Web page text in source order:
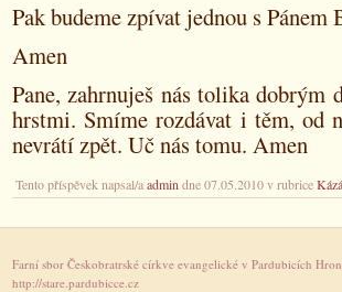
Pak budeme zpívat jednou s Pánem
Amen
Pane, zahrnuješ nás tolika
hrstmi. Smíme rozdávat i těm, od
nevrátí zpět. Uč nás tomu. Amen
Tento příspěvek napsal/aadmin dne 07.05.2010 v rubrice
Farní sbor Českobratrské církve evangelické v Pardubicích
http://stare.pardubicce.cz